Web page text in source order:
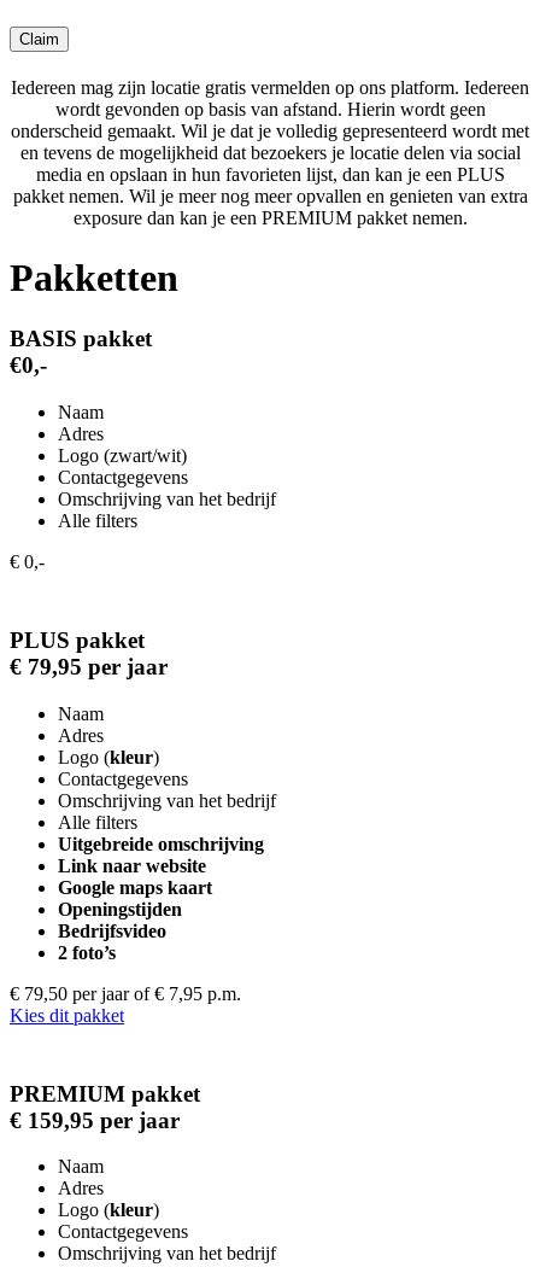
Iedereen mag zijn locatie gratis vermelden op ons platform. Iedereen
wordt gevonden op basis van afstand. Hierin wordt geen
onderscheid gemaakt. Wil je dat je volledig gepresenteerd wordt met
en tevens de mogelijkheid dat bezoekers je locatie delen via social
media en opslaan in hun favorieten lijst, dan kan je een PLUS
pakket nemen. Wil je meer nog meer opvallen en genieten van extra
exposure dan kan je een PREMIUM pakket nemen.
Pakketten
BASIS pakket
€0,-
Naam
Adres
Logo (zwart/wit)
Contactgegevens
Omschrijving van het bedrijf
Alle filters
€ 0,-
PLUS pakket
€ 79,95 per jaar
Naam
Adres
Logo (kleur)
Contactgegevens
Omschrijving van het bedrijf
Alle filters
Uitgebreide omschrijving
Link naar website
Google maps kaart
Openingstijden
Bedrijfsvideo
2 foto’s
€ 79,50 per jaar of € 7,95 p.m.
Kies dit pakket
PREMIUM pakket
€ 159,95 per jaar
Naam
Adres
Logo (kleur)
Contactgegevens
Omschrijving van het bedrijf